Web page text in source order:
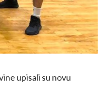
upisali su novu